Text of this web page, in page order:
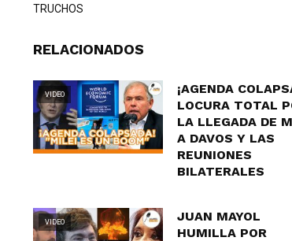
TRUCHOS
RELACIONADOS
VIDEO
¡AGENDA
LOCURA TOTAL
LA LLEGADA DE
A DAVOS Y LAS
REUNIONES
BILATERALES
VIDEO
JUAN MAYOL
HUMILLA POR